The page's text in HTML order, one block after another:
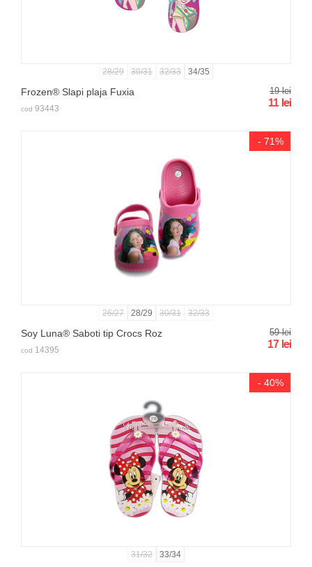
28/29 30/31 32/33 34/35
Frozen® Slapi plaja Fuxia 19 lei
11 lei
cod 93443
- 71%
26/27 28/29 30/31 32/33
Soy Luna® Saboti tip Crocs Roz 59 lei
17 lei
cod 14395
- 40%
31/32 33/34